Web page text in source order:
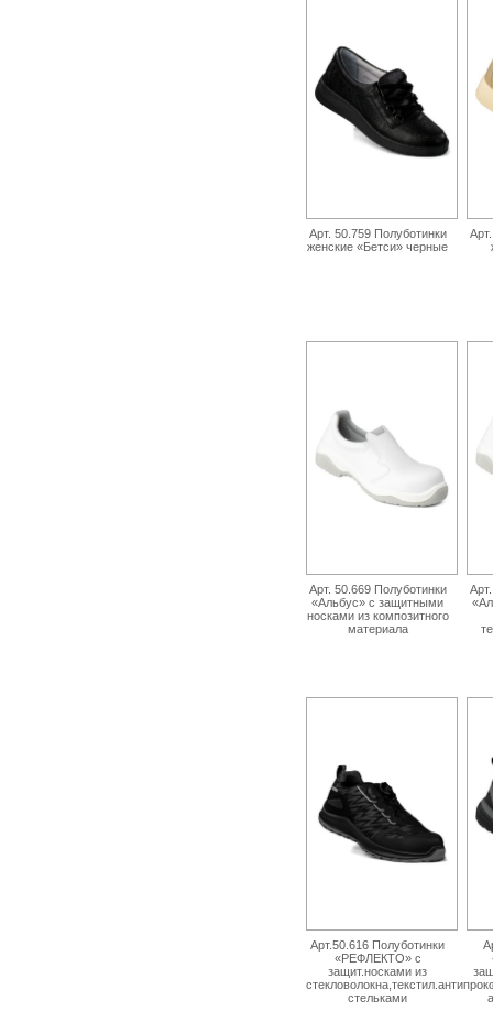
Арт. 50.759 Полуботинки
женские «Бетси» черные
Арт. 50.669 Полуботинки
«Альбус» с защитными
носками из композитного
материала
Арт.50.616 Полуботинки
«РЕФЛЕКТО» с
защит.носками из
стельками